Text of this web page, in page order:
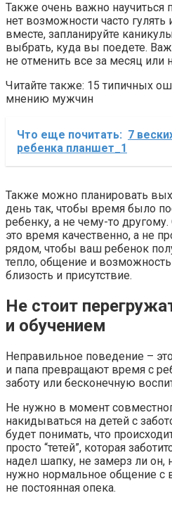
Также очень важно научиться
нет возможности часто
вместе, запланируйте
выбрать, куда вы поедете.
не отменить все за месяц или
Читайте также: 15 типичных
мнению мужчин
Что еще почитать: 7
ребенка планшет_1
Также можно планировать
день так, чтобы время было
ребенку, а не чему-то
это время качественно, а не
рядом, чтобы ваш ребенок
тепло, общение и
близость и присутствие.
Не стоит
и обучением
Неправильное поведение –
и папа превращают время с
заботу или бесконечную
Не нужно в момент
накидываться на детей с
будет понимать, что
просто “тетей”, которая
надел шапку, не замерз ли он,
нужно нормальное общение с
не постоянная опека.